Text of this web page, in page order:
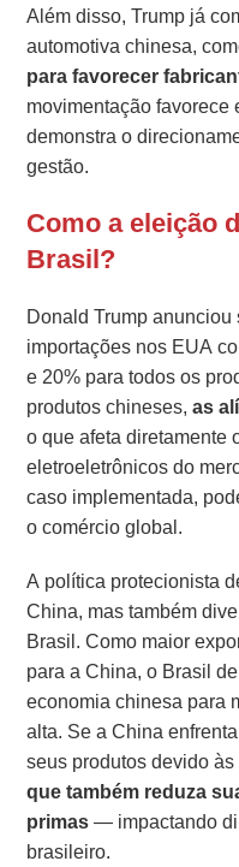
Além disso, Trump já
automotiva chinesa,
para favorecer
movimentação favorece
demonstra o
gestão.
Como a eleição
Brasil?
Donald Trump
importações nos EUA
e 20% para todos os
produtos chineses,as
o que afeta diretamente
eletroeletrônicos do
caso implementada,
o comércio global.
A política protecionista
China, mas também
Brasil. Como maior
para a China, o Brasil
economia chinesa para
alta. Se a China
seus produtos devido
que também reduza
primas— impactando
brasileiro.